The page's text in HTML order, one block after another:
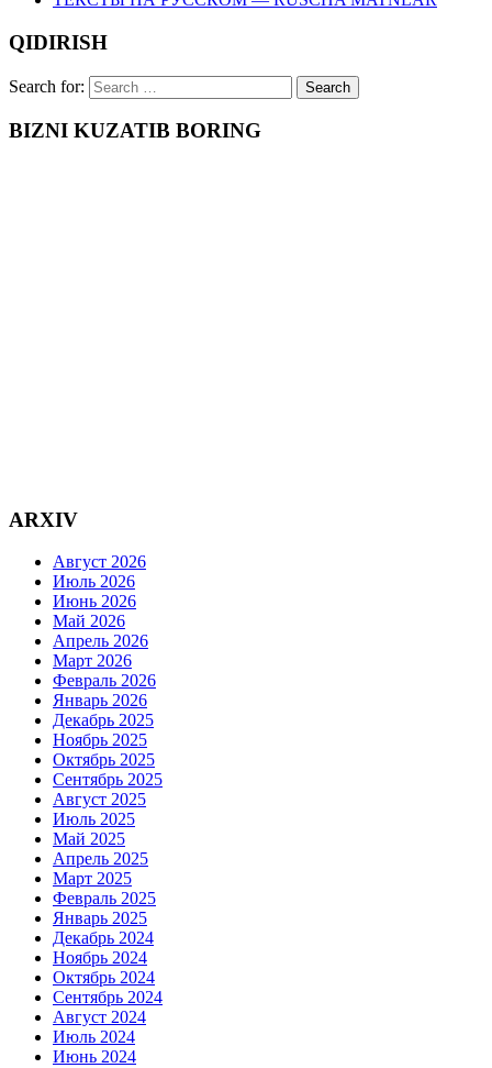
QIDIRISH
Search for:
BIZNI KUZATIB BORING
ARXIV
Август 2026
Июль 2026
Июнь 2026
Май 2026
Апрель 2026
Март 2026
Февраль 2026
Январь 2026
Декабрь 2025
Ноябрь 2025
Октябрь 2025
Сентябрь 2025
Август 2025
Июль 2025
Май 2025
Апрель 2025
Март 2025
Февраль 2025
Январь 2025
Декабрь 2024
Ноябрь 2024
Октябрь 2024
Сентябрь 2024
Август 2024
Июль 2024
Июнь 2024